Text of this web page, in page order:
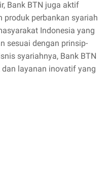
Bank BTN juga aktif
produk perbankan syariah
Indonesia yang
sesuai dengan prinsip-
syariahnya, Bank BTN
layanan inovatif yang